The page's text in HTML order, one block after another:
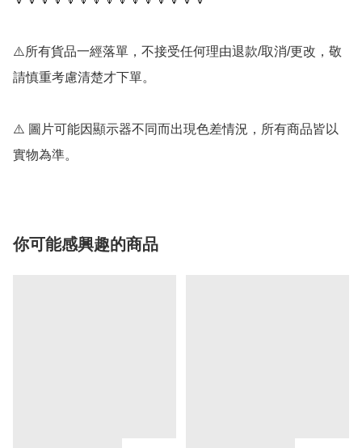
⚠️所有貨品一經落單，不接受任何理由退款/取消/更改，敬
請慎重考慮清楚才下單。
⚠️ 圖片可能因顯示器不同而出現色差情況，所有商品皆以
實物為準。
你可能感興趣的商品